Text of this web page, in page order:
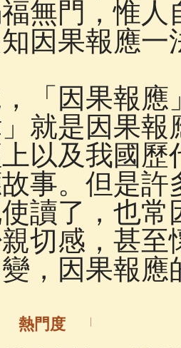
無門，惟
因果報應
「因果報
」就是因果
以及我國
事。但是
讀了，也
切感，甚
，因果報
熱門度